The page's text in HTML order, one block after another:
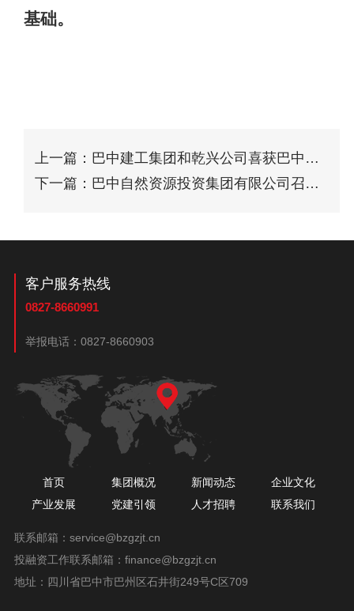
基础。
上一篇：巴中建工集团和乾兴公司喜获巴中经
开区感谢
下一篇：巴中自然资源投资集团有限公司召开
客户服务热线
0827-8660991
举报电话： 0827-8660903
首页 集团概况 新闻动态
企业文化
产业发展
党建引领 人才招聘 联系我们
联系邮箱： service@bzgzjt.cn
投融资工作联系邮箱： finance@bzgzjt.cn
地址：四川省巴中市巴州区石井街249号C区709